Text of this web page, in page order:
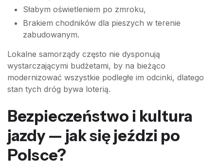
Słabym oświetleniem po zmroku,
Brakiem chodników dla pieszych w terenie
zabudowanym.
Lokalne samorządy często nie dysponują
wystarczającymi budżetami, by na bieżąco
modernizować wszystkie podległe im odcinki, dlatego
stan tych dróg bywa loterią.
Bezpieczeństwo i kultura
jazdy — jak się jeździ po
Polsce?